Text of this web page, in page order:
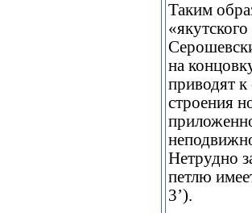
Таким
на
приводят к
строения
Нетрудно
петлю
3’).